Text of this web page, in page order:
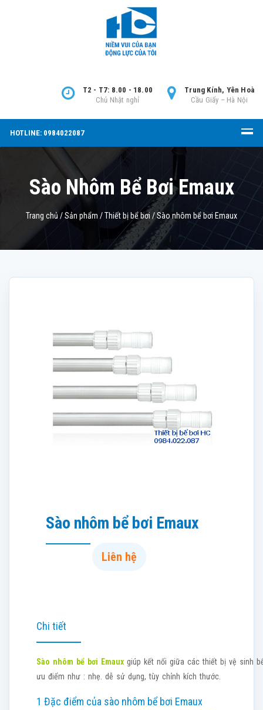
Trung Kính, Yên Hoà
Cầu Giấy – Hà Nội
T2 - T7: 8.00 - 18.00
Chủ Nhật nghỉ
HOTLINE: 0984022087
Sào Nhôm Bể Bơi Emaux
Trang chủ /Sản phẩm /Thiết bị bể bơi /Sào nhôm bể bơi Emaux
Sào nhôm bể bơi Emaux
Liên hệ
Chi tiết
Sào nhôm bể bơi Emaux giúp kết nối giữa các thiết bị vệ sinh
ưu điểm như : nhẹ. dễ sử dụng, tùy chỉnh kích thước.
1 Đặc điểm của sào nhôm bể bơi Emaux